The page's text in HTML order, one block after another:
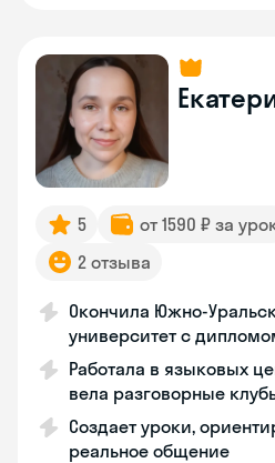
5 от 1590 ₽ за
2 отзыва
Окончила Южно-
университет с
Работала в языковых
вела разговорные
Создает уроки,
реальное общение